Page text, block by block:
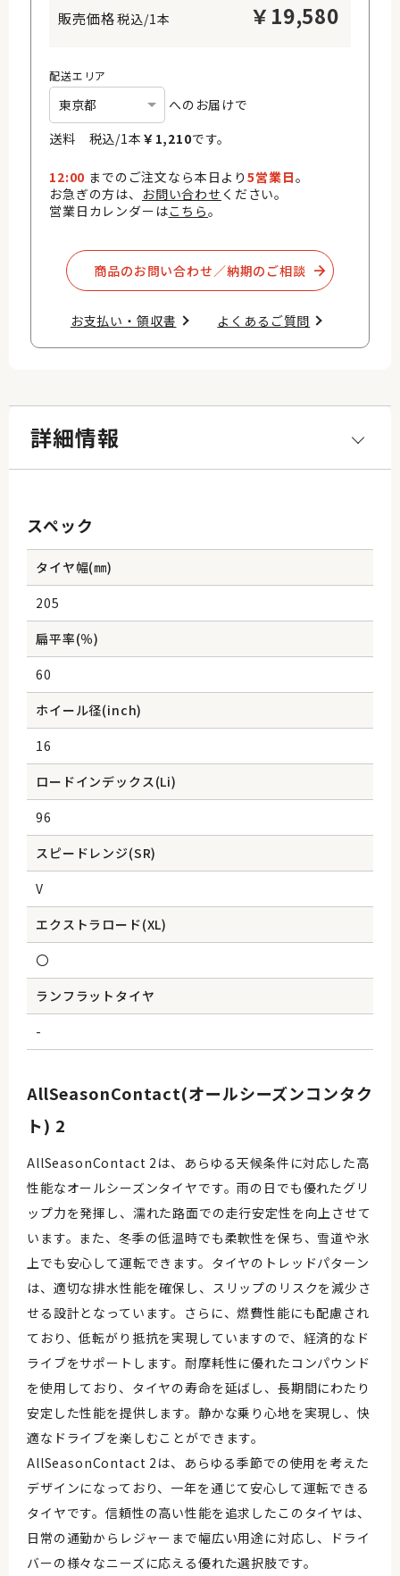
税込/1本 ￥ 19,580
配送エリア
へのお届けで
送料 税込/1本 ￥ 1,210です。
12:00 までのご注文なら本日より5営業日。
お急ぎの方は、 お問い合わせ ください。
営業日カレンダーはこちら。
商品のお問い合わせ／納期のご相談​
お支払い・領収書​ よくあるご質問​
詳細情報
スペック
タイヤ幅(㎜)
205
扁平率(％)
60
ホイール径(inch)
16
ロードインデックス(Li)
96
スピードレンジ(SR)
V
エクストラロード(XL)
〇
ランフラットタイヤ
-
AllSeasonContact(オールシーズンコンタク
ト) 2
AllSeasonContact 2は、あらゆる天候条件に対応した高
性能なオールシーズンタイヤです。雨の日でも優れたグリ
ップ力を発揮し、濡れた路面での走行安定性を向上させて
います。また、冬季の低温時でも柔軟性を保ち、雪道や氷
上でも安心して運転できます。タイヤのトレッドパターン
は、適切な排水性能を確保し、スリップのリスクを減少さ
せる設計となっています。さらに、燃費性能にも配慮され
ており、低転がり抵抗を実現していますので、経済的なド
ライブをサポートします。耐摩耗性に優れたコンパウンド
を使用しており、タイヤの寿命を延ばし、長期間にわたり
安定した性能を提供します。静かな乗り心地を実現し、快
適なドライブを楽しむことができます。
AllSeasonContact 2は、あらゆる季節での使用を考えた
デザインになっており、一年を通じて安心して運転できる
タイヤです。信頼性の高い性能を追求したこのタイヤは、
日常の通勤からレジャーまで幅広い用途に対応し、ドライ
バーの様々なニーズに応える優れた選択肢です。